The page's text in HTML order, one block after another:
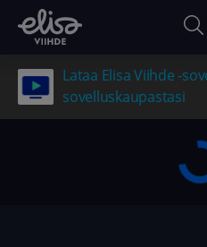
Lataa Elisa Viihde -
sovelluskaupastasi